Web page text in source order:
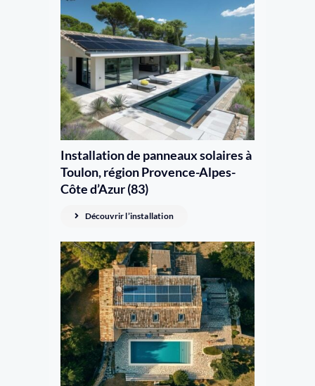
Installation de panneaux solaires à
Toulon, région Provence-Alpes-
Côte d’Azur (83)
Découvrir l’installation